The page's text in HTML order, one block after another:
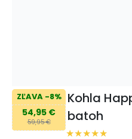
ZĽAVA -8%
54,95 €
59,95 €
Kohla
batoh